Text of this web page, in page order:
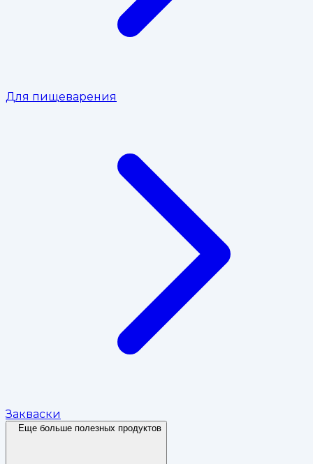
Для пищеварения
Закваски
Еще больше полезных продуктов